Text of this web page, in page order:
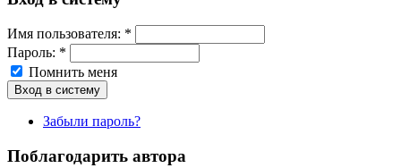
Имя пoльзовaтeля: *
Пароль: *
Помнить меня
Забыли пароль?
Поблагодарить автора